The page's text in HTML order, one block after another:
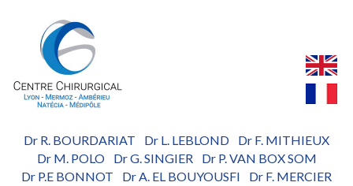
Dr R. BOURDARIAT Dr L. LEBLOND
Dr F. MITHIEUX
Dr M. POLO- Dr G. SINGIER- Dr P. VAN BOX SOM
Dr P.E BONNOT
Dr A. EL BOUYOUSFI
Dr F. MERCIER